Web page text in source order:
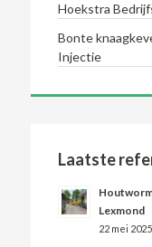
Hoekstra
Bonte
Injectie
Laatste
Lexmond
22 mei 2025